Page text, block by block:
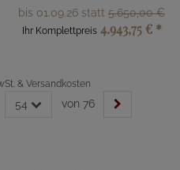
bis 01.09.26 statt 5.650,00 €
Ihr Komplettpreis 4.943,75 € *
& Versandkosten
54 von 76